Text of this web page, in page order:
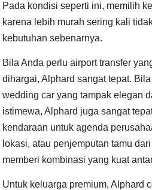
Pada kondisi seperti ini, memilih
karena lebih murah sering kali
kebutuhan sebenarnya.
Bila Anda perlu airport transfer
dihargai, Alphard sangat tepat.
wedding car yang tampak elegan
istimewa, Alphard juga sangat
kendaraan untuk agenda
lokasi, atau penjemputan tamu
memberi kombinasi yang kuat
Untuk keluarga premium, Alphard